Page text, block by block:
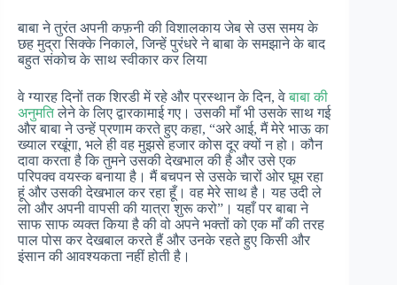
बाबा ने तुरंत अपनी कफ़नी की विशालकाय जेब से उस समय के
छह मुद्रा सिक्के निकाले, जिन्हें पुरंधरे ने बाबा के समझाने के बाद
बहुत संकोच के साथ स्वीकार कर लिया
वे ग्यारह दिनों तक शिरडी में रहे और प्रस्थान के दिन, वेबाबा की
अनुमतिलेने के लिए द्वारकामाई गए। उसकी माँ भी उसके साथ गई
और बाबा ने उन्हें प्रणाम करते हुए कहा, “अरे आई, मैं मेरे भाऊ का
ख्याल रखूंगा, भले ही वह मुझसे हजार कोस दूर क्यों न हो। कौन
दावा करता है कि तुमने उसकी देखभाल की है और उसे एक
परिपक्व वयस्क बनाया है। मैं बचपन से उसके चारों ओर घूम रहा
हूं और उसकी देखभाल कर रहा हूँ। वह मेरे साथ है। यह उदी ले
लो और अपनी वापसी की यात्रा शुरू करो”। यहाँ पर बाबा ने
साफ साफ व्यक्त किया है की वो अपने भक्तों को एक माँ की तरह
पाल पोस कर देखबाल करते हैं और उनके रहते हुए किसी और
इंसान की आवश्यकता नहीं होती है।